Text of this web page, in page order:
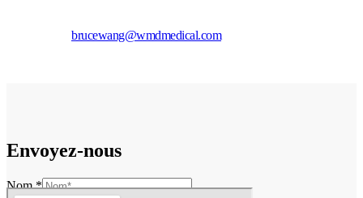
brucewang@wmdmedical.com
Envoyez-nous
Nom*